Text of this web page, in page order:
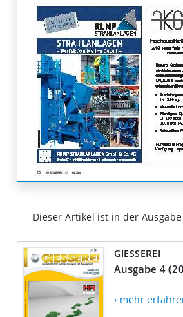
Dieser Artikel ist in der
GIESSEREI
Ausgabe 4
› mehr